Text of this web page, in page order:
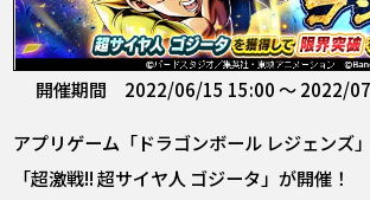
LANGUAGE
JP
EN FR DE ES
開催期間 2022/06/15 15:00 ～ 2022/
アプリゲーム「ドラゴンボール レジェンズ
「超激戦!! 超サイヤ人 ゴジータ」が開催！